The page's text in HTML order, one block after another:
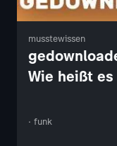
musstewissen
Wie heißt
· funk